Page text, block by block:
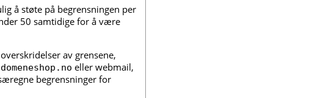
å støte på begrensningen per
50 samtidige for å være
av grensene,
eller webmail,
begrensninger for